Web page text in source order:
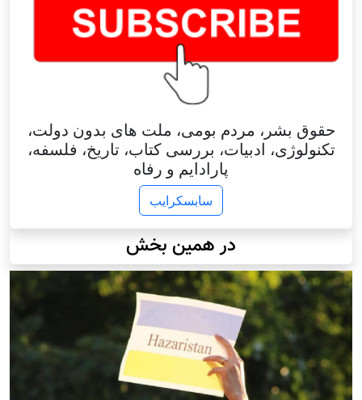
حقوق بشر، مردم بومی، ملت های بدون دولت،
تکنولوژی، ادبیات، بررسی کتاب، تاریخ، فلسفه،
پارادایم و رفاه
سابسکرایب
در همین بخش